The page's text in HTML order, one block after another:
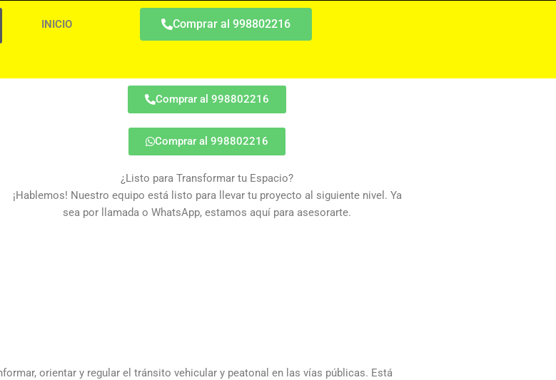
INICIO Comprar al 998802216
Comprar al 998802216
Comprar al 998802216
¿Listo para Transformar tu Espacio?
¡Hablemos! Nuestro equipo está listo para llevar tu proyecto al siguiente nivel. Ya
sea por llamada o WhatsApp, estamos aquí para asesorarte.
orientar y regular el tránsito vehicular y peatonal en las vías públicas. Está